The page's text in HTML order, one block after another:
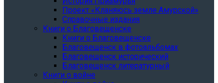
Проект «Кланяюсь земле Амурской»
Справочные издания
Книги о Благовещенске
Книги о Благовещенске
Благовещенск в фотоальбомах
Благовещенск исторический
Благовещенск литературный
Книги о войне